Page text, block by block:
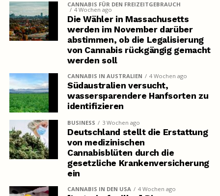
CANNABIS FÜR DEN FREIZEITGEBRAUCH
4 Wochen ago
Die Wähler in Massachusetts
werden im November darüber
abstimmen, ob die Legalisierung
von Cannabis rückgängig gemacht
werden soll
CANNABIS IN AUSTRALIEN 4 Wochen ago
Südaustralien versucht,
wassersparendere Hanfsorten zu
identifizieren
BUSINESS 3 Wochen ago
Deutschland stellt die Erstattung
von medizinischen
Cannabisblüten durch die
gesetzliche Krankenversicherung
ein
CANNABIS IN DEN USA 4 Wochen ago